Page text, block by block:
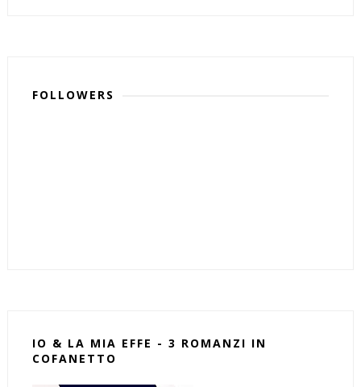
FOLLOWERS
IO & LA MIA EFFE - 3 ROMANZI IN
COFANETTO